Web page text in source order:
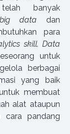
banyak
big data dan
para
skill. Data
untuk
berbagai
yang baik
membuat
alat ataupun
cara pandang